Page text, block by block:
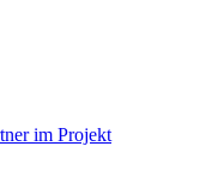
im Projekt